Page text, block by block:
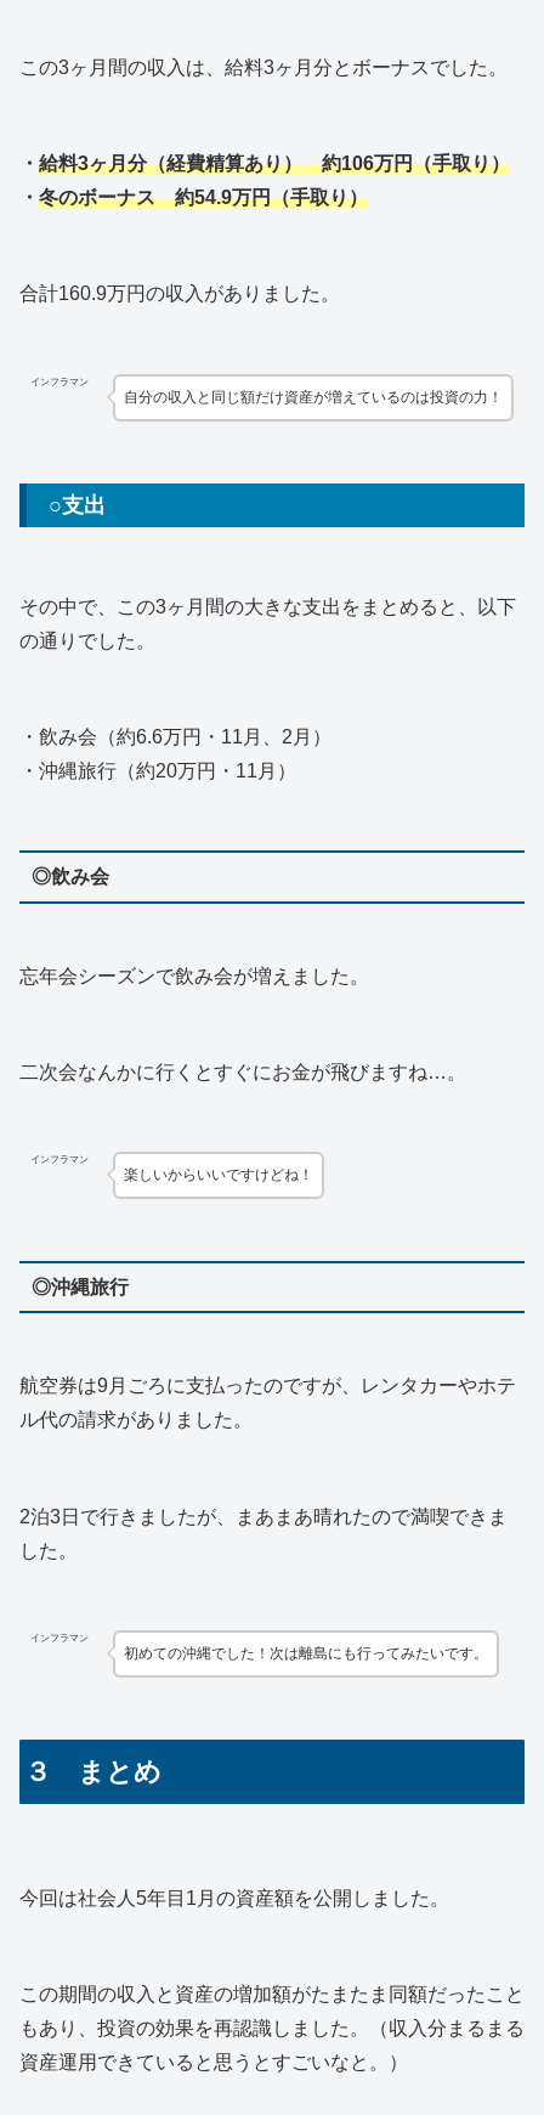
この3ヶ月間の収入は、給料3ヶ月分とボーナスでした。
・ 給料3ヶ月分（経費精算あり） 約106万円（手取り）
・ 冬のボーナス 約54.9万円（手取り）
合計160.9万円の収入がありました。
インフラマン
自分の収入と同じ額だけ資産が増えているのは投資の力！
○支出
その中で、この3ヶ月間の大きな支出をまとめると、以下
の通りでした。
・飲み会（約6.6万円・11月、2月）
・沖縄旅行（約20万円・11月）
◎飲み会
忘年会シーズンで飲み会が増えました。
二次会なんかに行くとすぐにお金が飛びますね…。
インフラマン
楽しいからいいですけどね！
◎沖縄旅行
航空券は9月ごろに支払ったのですが、レンタカーやホテ
ル代の請求がありました。
2泊3日で行きましたが、まあまあ晴れたので満喫できま
した。
インフラマン
初めての沖縄でした！次は離島にも行ってみたいです。
３ まとめ
今回は社会人5年目1月の資産額を公開しました。
この期間の収入と資産の増加額がたまたま同額だったこと
もあり、投資の効果を再認識しました。（収入分まるまる
資産運用できていると思うとすごいなと。）